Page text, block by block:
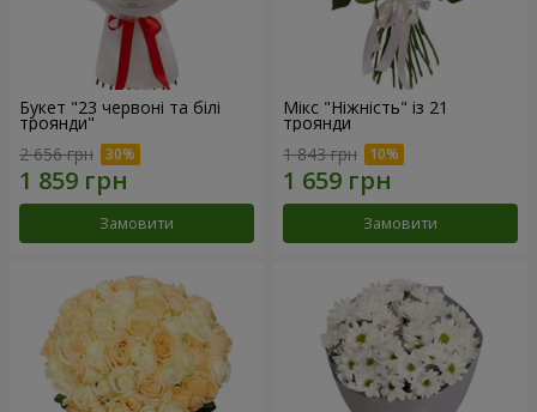
Букет "23 червоні та білі
троянди"
2 656 грн
Замовити
Мікс "Ніжність" із 21
троянди
1 843 грн
Замовити